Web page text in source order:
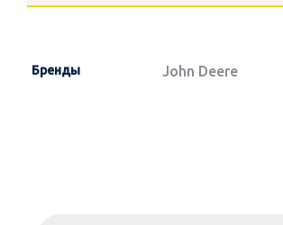
Бренды John Deere